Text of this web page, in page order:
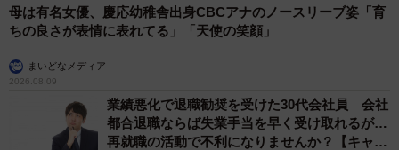
母は有名女優、慶応幼稚舎出身CBCアナのノースリーブ姿「育
ちの良さが表情に表れてる」「天使の笑顔」
まいどなメディア
2026.08.09
業績悪化で退職勧奨を受けた30代会社員 会社
都合退職ならば失業手当を早く受け取れるが…
再就職の活動で不利になりませんか？【キャリ